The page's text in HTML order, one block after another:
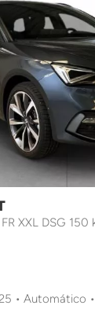
XXL DSG
• Automático •